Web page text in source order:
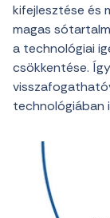
kifejlesztése és
magas
a technológiai
csökkentése.
technológiában